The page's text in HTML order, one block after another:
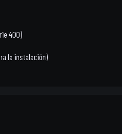
400)
la instalación)